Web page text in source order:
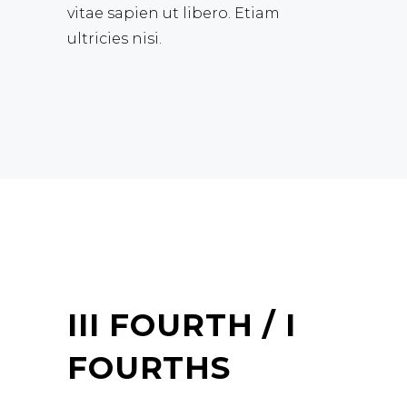
vitae sapien ut libero. Etiam
ultricies nisi.
III FOURTH / I
FOURTHS